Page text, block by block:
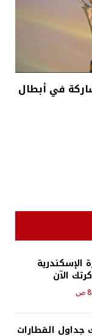
في أبطال
الإسكندرية
الآن
جداول القطارات